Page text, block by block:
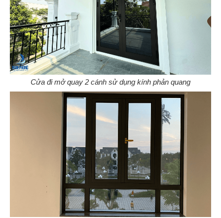
Cửa đi mở quay 2 cánh sử dụng kính phản quang